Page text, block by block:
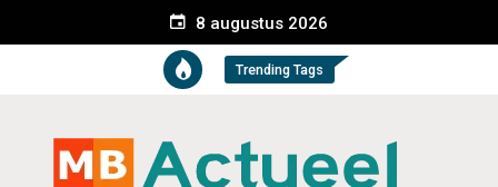
8 augustus 2026
Trending Tags